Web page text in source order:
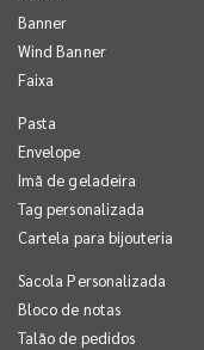
Banner
Wind Banner
Faixa
Pasta
Envelope
Imã de geladeira
Tag personalizada
Cartela para bijouteria
Sacola Personalizada
Bloco de notas
Talão de pedidos